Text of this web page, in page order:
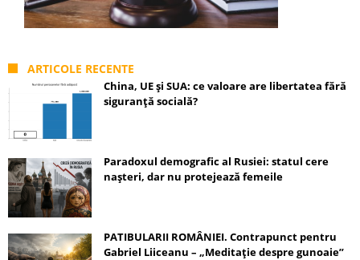
ARTICOLE RECENTE
China, UE și SUA: ce valoare are libertatea fără
siguranță socială?
Paradoxul demografic al Rusiei: statul cere
nașteri, dar nu protejează femeile
PATIBULARII ROMÂNIEI. Contrapunct pentru
Gabriel Liiceanu – „Meditație despre gunoaie”